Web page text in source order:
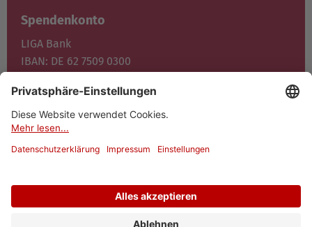
Spendenkonto
LIGA Bank
IBAN: DE 62 7509 0300
BIC: GENO DE F1M05
Jetzt spenden
Cookies Barrierefreiheit